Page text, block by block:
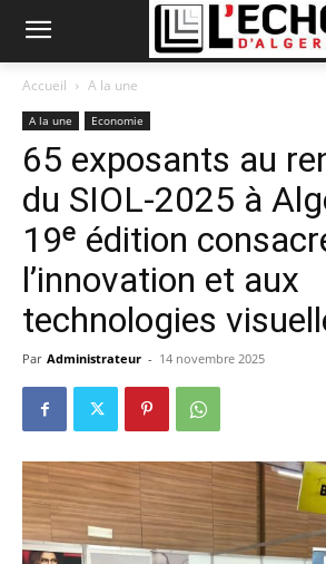
Accueil A la une
A la une Economie
65 exposants au
du SIOL-2025 à
19ᵉ édition
l’innovation et aux
technologies
Par Administrateur - 14 novembre 2025